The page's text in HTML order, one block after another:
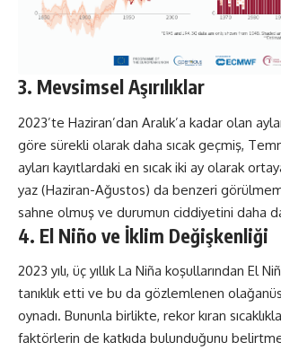
3. Mevsimsel Aşırılıklar
2023’te Haziran’dan Aralık’a kadar olan
göre sürekli olarak daha sıcak geçmiş,
ayları kayıtlardaki en sıcak iki ay olarak
yaz (Haziran-Ağustos) da benzeri
sahne olmuş ve durumun ciddiyetini daha
4. El Niño ve İklim Değişkenliği
2023 yılı, üç yıllık La Niña koşullarından El
tanıklık etti ve bu da gözlemlenen
oynadı. Bununla birlikte, rekor kıran
faktörlerin de katkıda bulunduğunu